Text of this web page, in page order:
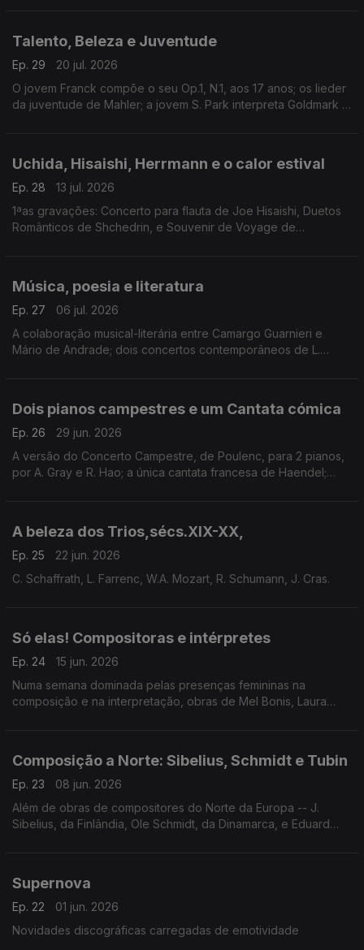
Talento, Beleza e Juventude
Ep. 29
20 jul. 2026
O jovem Franck compõe o seu Op.1, N.1, aos 17 anos; os lieder
da juventude de Mahler; a jovem S. Park interpreta Goldmark e
Uchida, Hisaishi, Herrmann e o calor estival
Ep. 28
13 jul. 2026
1ªas gravações: Concerto para flauta de Joe Hisaishi, Duetos
Românticos de Shchedrin, e Souvenir de Voyage de
Música, poesia e literatura
Ep. 27
06 jul. 2026
A colaboração musical-literária entre Camargo Guarnieri e
Mário de Andrade; dois concertos contemporâneos de L.
Dois pianos campestres e um Cantata cómica
Ep. 26
29 jun. 2026
A versão do Concerto Campestre, de Poulenc, para 2 pianos,
por A. Gray e R. Hao; a única cantata francesa de Haendel;
A beleza dos Trios,sécs.XIX-XX,
Ep. 25
22 jun. 2026
C. Schaffrath, L. Farrenc, W.A. Mozart, R. Schumann, J. Cras.
Só elas! Compositoras e intérpretes
Ep. 24
15 jun. 2026
Numa semana dominada pelas presenças femininas na
composição e na interpretação, obras de Mel Bonis, Laura
Composição a Norte: Sibelius, Schmidt e Tubin
Ep. 23
08 jun. 2026
Além de obras de compositores do Norte da Europa -- J.
Sibelius, da Finlândia, Ole Schmidt, da Dinamarca, e Eduard
Supernova
Ep. 22
01 jun. 2026
Novidades discográficas carregadas de emotividade